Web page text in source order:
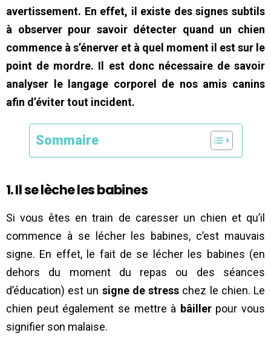
avertissement. En effet, il existe des signes subtils
à observer pour savoir détecter quand un chien
commence à s’énerver et à quel moment il est sur le
point de mordre. Il est donc nécessaire de savoir
analyser le langage corporel de nos amis canins
afin d’éviter tout incident.
Sommaire
1. Il se lèche les babines
Si vous êtes en train de caresser un chien et qu’il
commence à se lécher les babines, c’est mauvais
signe. En effet, le fait de se lécher les babines (en
dehors du moment du repas ou des séances
d’éducation) est un signe de stress chez le chien. Le
chien peut également se mettre à bâillerpour vous
signifier son malaise.